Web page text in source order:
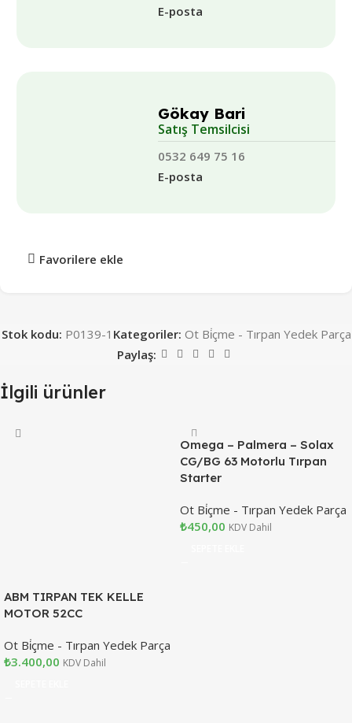
E-posta
Gökay Bari
Satış Temsilcisi
0532 649 75 16
E-posta
Favorilere ekle
Stok kodu: P0139-1 Kategoriler: Ot Bi̇çme - Tırpan Yedek Parça
Paylaş:
İlgili ürünler
ABM TIRPAN TEK KELLE
MOTOR 52CC
Ot Bi̇çme - Tırpan Yedek Parça
₺3.400,00 KDV Dahil
Omega – Palmera – Solax
CG/BG 63 Motorlu Tırpan
Starter
Ot Bi̇çme - Tırpan Yedek Parça
₺450,00 KDV Dahil